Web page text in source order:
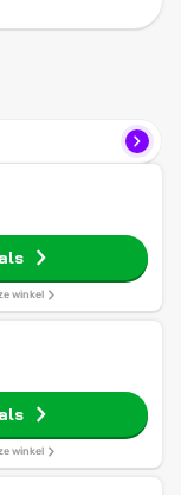
winkel
winkel